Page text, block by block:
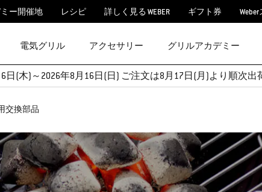
ー開催地 レシピ 詳しく見る WEBER ギフト券
電気グリル アクセサリー グリルアカデミー
日(木)～2026年8月16日(日) ご注文は8月17日(月)より順次
交換部品